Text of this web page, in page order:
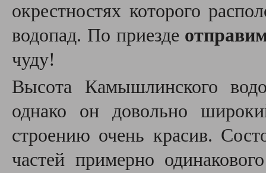
окрестностях которого
водопад. По приезде
чуду!
Высота Камышлинского
однако он довольно
строению очень красив.
частей примерно